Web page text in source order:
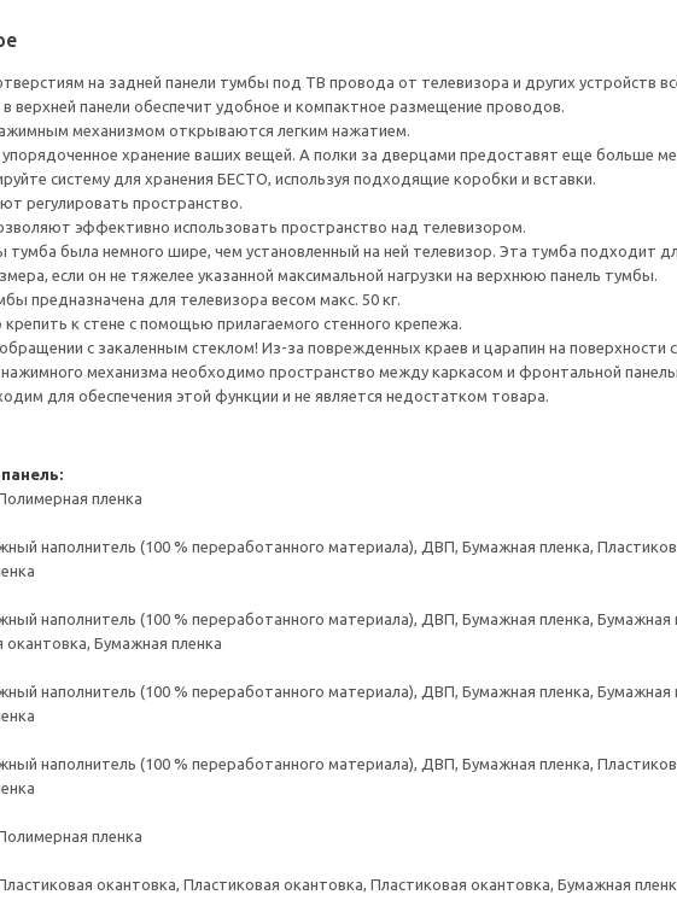
на задней панели тумбы под ТВ провода от телевизора и других устройств
верхней панели обеспечит удобное и компактное размещение проводов.
механизмом открываются легким нажатием.
хранение ваших вещей. А полки за дверцами предоставят еще больше
систему для хранения БЕСТО, используя подходящие коробки и вставки.
регулировать пространство.
эффективно использовать пространство над телевизором.
была немного шире, чем установленный на ней телевизор. Эта тумба подходит
если он не тяжелее указанной максимальной нагрузки на верхнюю панель тумбы.
предназначена для телевизора весом макс. 50 кг.
к стене с помощью прилагаемого стенного крепежа.
с закаленным стеклом! Из-за поврежденных краев и царапин на поверхности
механизма необходимо пространство между каркасом и фронтальной
для обеспечения этой функции и не является недостатком товара.
пленка
наполнитель (100 % переработанного материала), ДВП, Бумажная пленка,
наполнитель (100 % переработанного материала), ДВП, Бумажная пленка, Бумажная
окантовка, Бумажная пленка
наполнитель (100 % переработанного материала), ДВП, Бумажная пленка, Бумажная
наполнитель (100 % переработанного материала), ДВП, Бумажная пленка,
пленка
окантовка, Пластиковая окантовка, Пластиковая окантовка, Бумажная